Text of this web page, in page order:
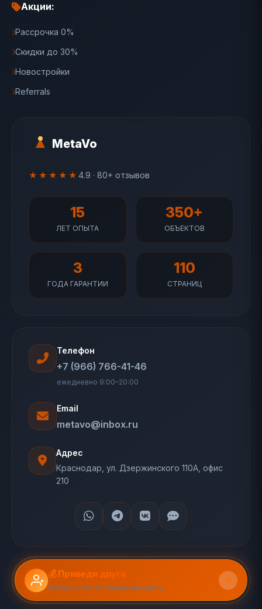
MetaVo
★★★★★ 4.9 · 80+ отзывов
15
ЛЕТ ОПЫТА
350+
ОБЪЕКТОВ
3
ГОДА ГАРАНТИИ
110
СТРАНИЦ
Акции:
Рассрочка 0%
Скидки до 30%
Новостройки
Referrals
Телефон
+7 (966) 766-41-46
ежедневно 9:00–20:00
Email
metavo@inbox.ru
Адрес
Краснодар, ул. Дзержинского 110А, офис
210
💰 Приведи друга
Получи 20% от суммы на карту